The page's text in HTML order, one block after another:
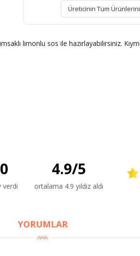
Üreticinin Tüm
limonlu sos ile hazırlayabilirsiniz.
verdi
4.9/5
ortalama 4.9 yıldız aldı
YORUMLAR